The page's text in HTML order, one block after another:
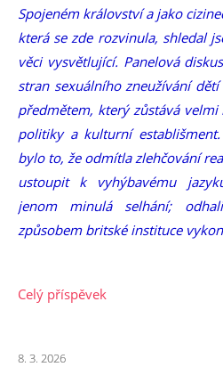
Spojeném království a jako
která se zde rozvinula, shledal
věci vysvětlující. Panelová
stran sexuálního zneužívání
předmětem, který zůstává
politiky a kulturní
bylo to, že odmítla zlehčování
ustoupit k vyhýbavému
jenom minulá selhání;
způsobem britské instituce
Celý příspěvek
8. 3. 2026